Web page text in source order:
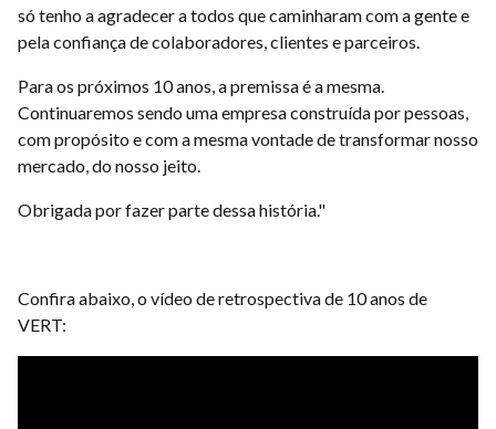
só tenho a agradecer a todos que caminharam com a gente e
pela confiança de colaboradores, clientes e parceiros.
Para os próximos 10 anos, a premissa é a mesma.
Continuaremos sendo uma empresa construída por pessoas,
com propósito e com a mesma vontade de transformar nosso
mercado, do nosso jeito.
Obrigada por fazer parte dessa história."
Confira abaixo, o vídeo de retrospectiva de 10 anos de
VERT: